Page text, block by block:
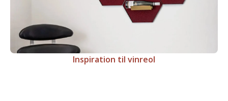
Inspiration til vinreol